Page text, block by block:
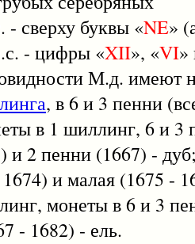
- сверху буквы «NE»
- цифры «XII», «VI»
М.д. имеют
, в 6 и 3 пенни
в 1 шиллинг, 6 и 3
и 2 пенни (1667) -
и малая (1675 -
монеты в 6 и 3
- 1682) - ель.